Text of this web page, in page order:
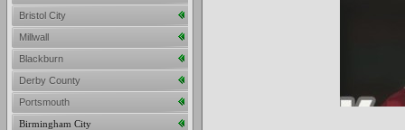
Bristol City
Millwall
Blackburn
Derby County
Portsmouth
Birmingham City